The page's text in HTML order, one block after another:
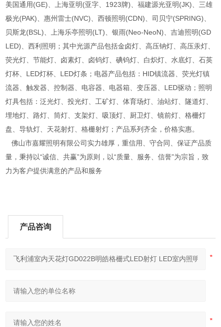
美国通用(GE)、上海亚明(亚字、1923牌)、福建源光亚明(JK)、三雄
极光(PAK)、惠州雷士(NVC)、西顿照明(CDN)、司贝宁(SPRING)、
贝斯龙(BSL)、上海乐亭照明(LT)、银雨(Neo-NeoN)、吉迪照明(GD
LED)、西利照明；其中光源产品包括金卤灯、高压钠灯、高压汞灯、
荧光灯、节能灯、卤素灯、卤钨灯、碘钨灯、白炽灯、水底灯、石英
灯杯、LED灯杯、LED灯条；电器产品包括：HID镇流器、荧光灯镇
流器、触发器、控制器、电容器、电器箱、变压器、LED驱动；照明
灯具包括：泛光灯、投光灯、工矿灯、体育场灯、油站灯、隧道灯、
埋地灯、路灯、筒灯、支架灯、吸顶灯、厨卫灯、镜前灯、格栅灯
盘、导轨灯、天花射灯、格栅射灯；产品系列齐全，价格实惠。
佛山市嘉耀照明有限公司实力雄厚，重信用、守合同、保证产品质
量，秉持以“诚信、共赢”为原则，以“质量、服务、信誉”为宗旨，致
力为客户提供满意的产品和服务
产品咨询